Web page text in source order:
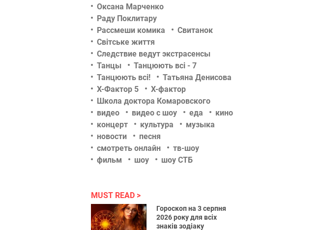
Оксана Марченко
Раду Поклитару
Рассмеши комика
Свитанок
Світське життя
Следствие ведут экстрасенсы
Танцы
Танцюють всі - 7
Танцюють всі!
Татьяна Денисова
Х-Фактор 5
Х-фактор
Школа доктора Комаровского
видео
видео с шоу еда
кино
концерт
культура
музыка
новости
песня
смотреть онлайн
тв-шоу
фильм
шоу шоу СТБ
MUST READ
Гороскоп на 3 серпня
2026 року для всіх
знаків зодіаку